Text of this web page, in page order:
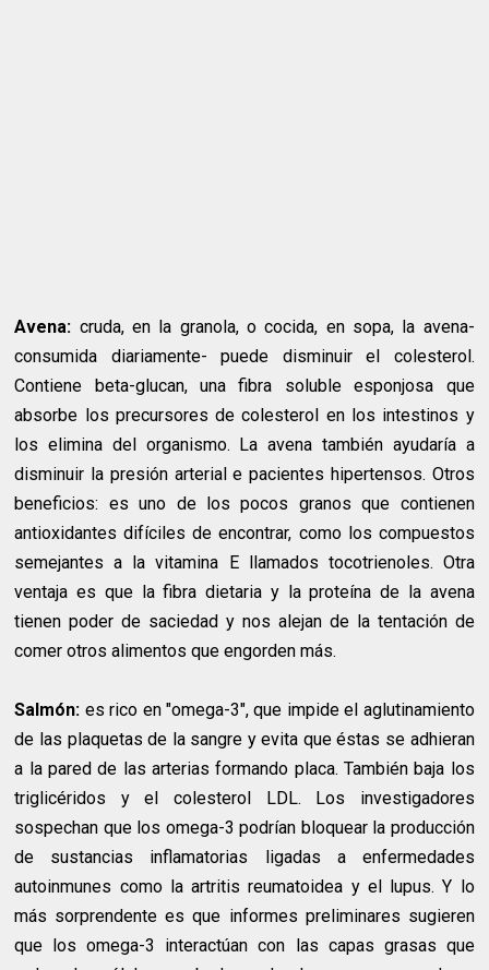
Avena: cruda, en la granola, o cocida, en sopa, la avena-
consumida diariamente- puede disminuir el colesterol.
Contiene beta-glucan, una fibra soluble esponjosa que
absorbe los precursores de colesterol en los intestinos y
los elimina del organismo. La avena también ayudaría a
disminuir la presión arterial e pacientes hipertensos. Otros
beneficios: es uno de los pocos granos que contienen
antioxidantes difíciles de encontrar, como los compuestos
semejantes a la vitamina E llamados tocotrienoles. Otra
ventaja es que la fibra dietaria y la proteína de la avena
tienen poder de saciedad y nos alejan de la tentación de
comer otros alimentos que engorden más.
Salmón: es rico en "omega-3", que impide el aglutinamiento
de las plaquetas de la sangre y evita que éstas se adhieran
a la pared de las arterias formando placa. También baja los
triglicéridos y el colesterol LDL. Los investigadores
sospechan que los omega-3 podrían bloquear la producción
de sustancias inflamatorias ligadas a enfermedades
autoinmunes como la artritis reumatoidea y el lupus. Y lo
más sorprendente es que informes preliminares sugieren
que los omega-3 interactúan con las capas grasas que